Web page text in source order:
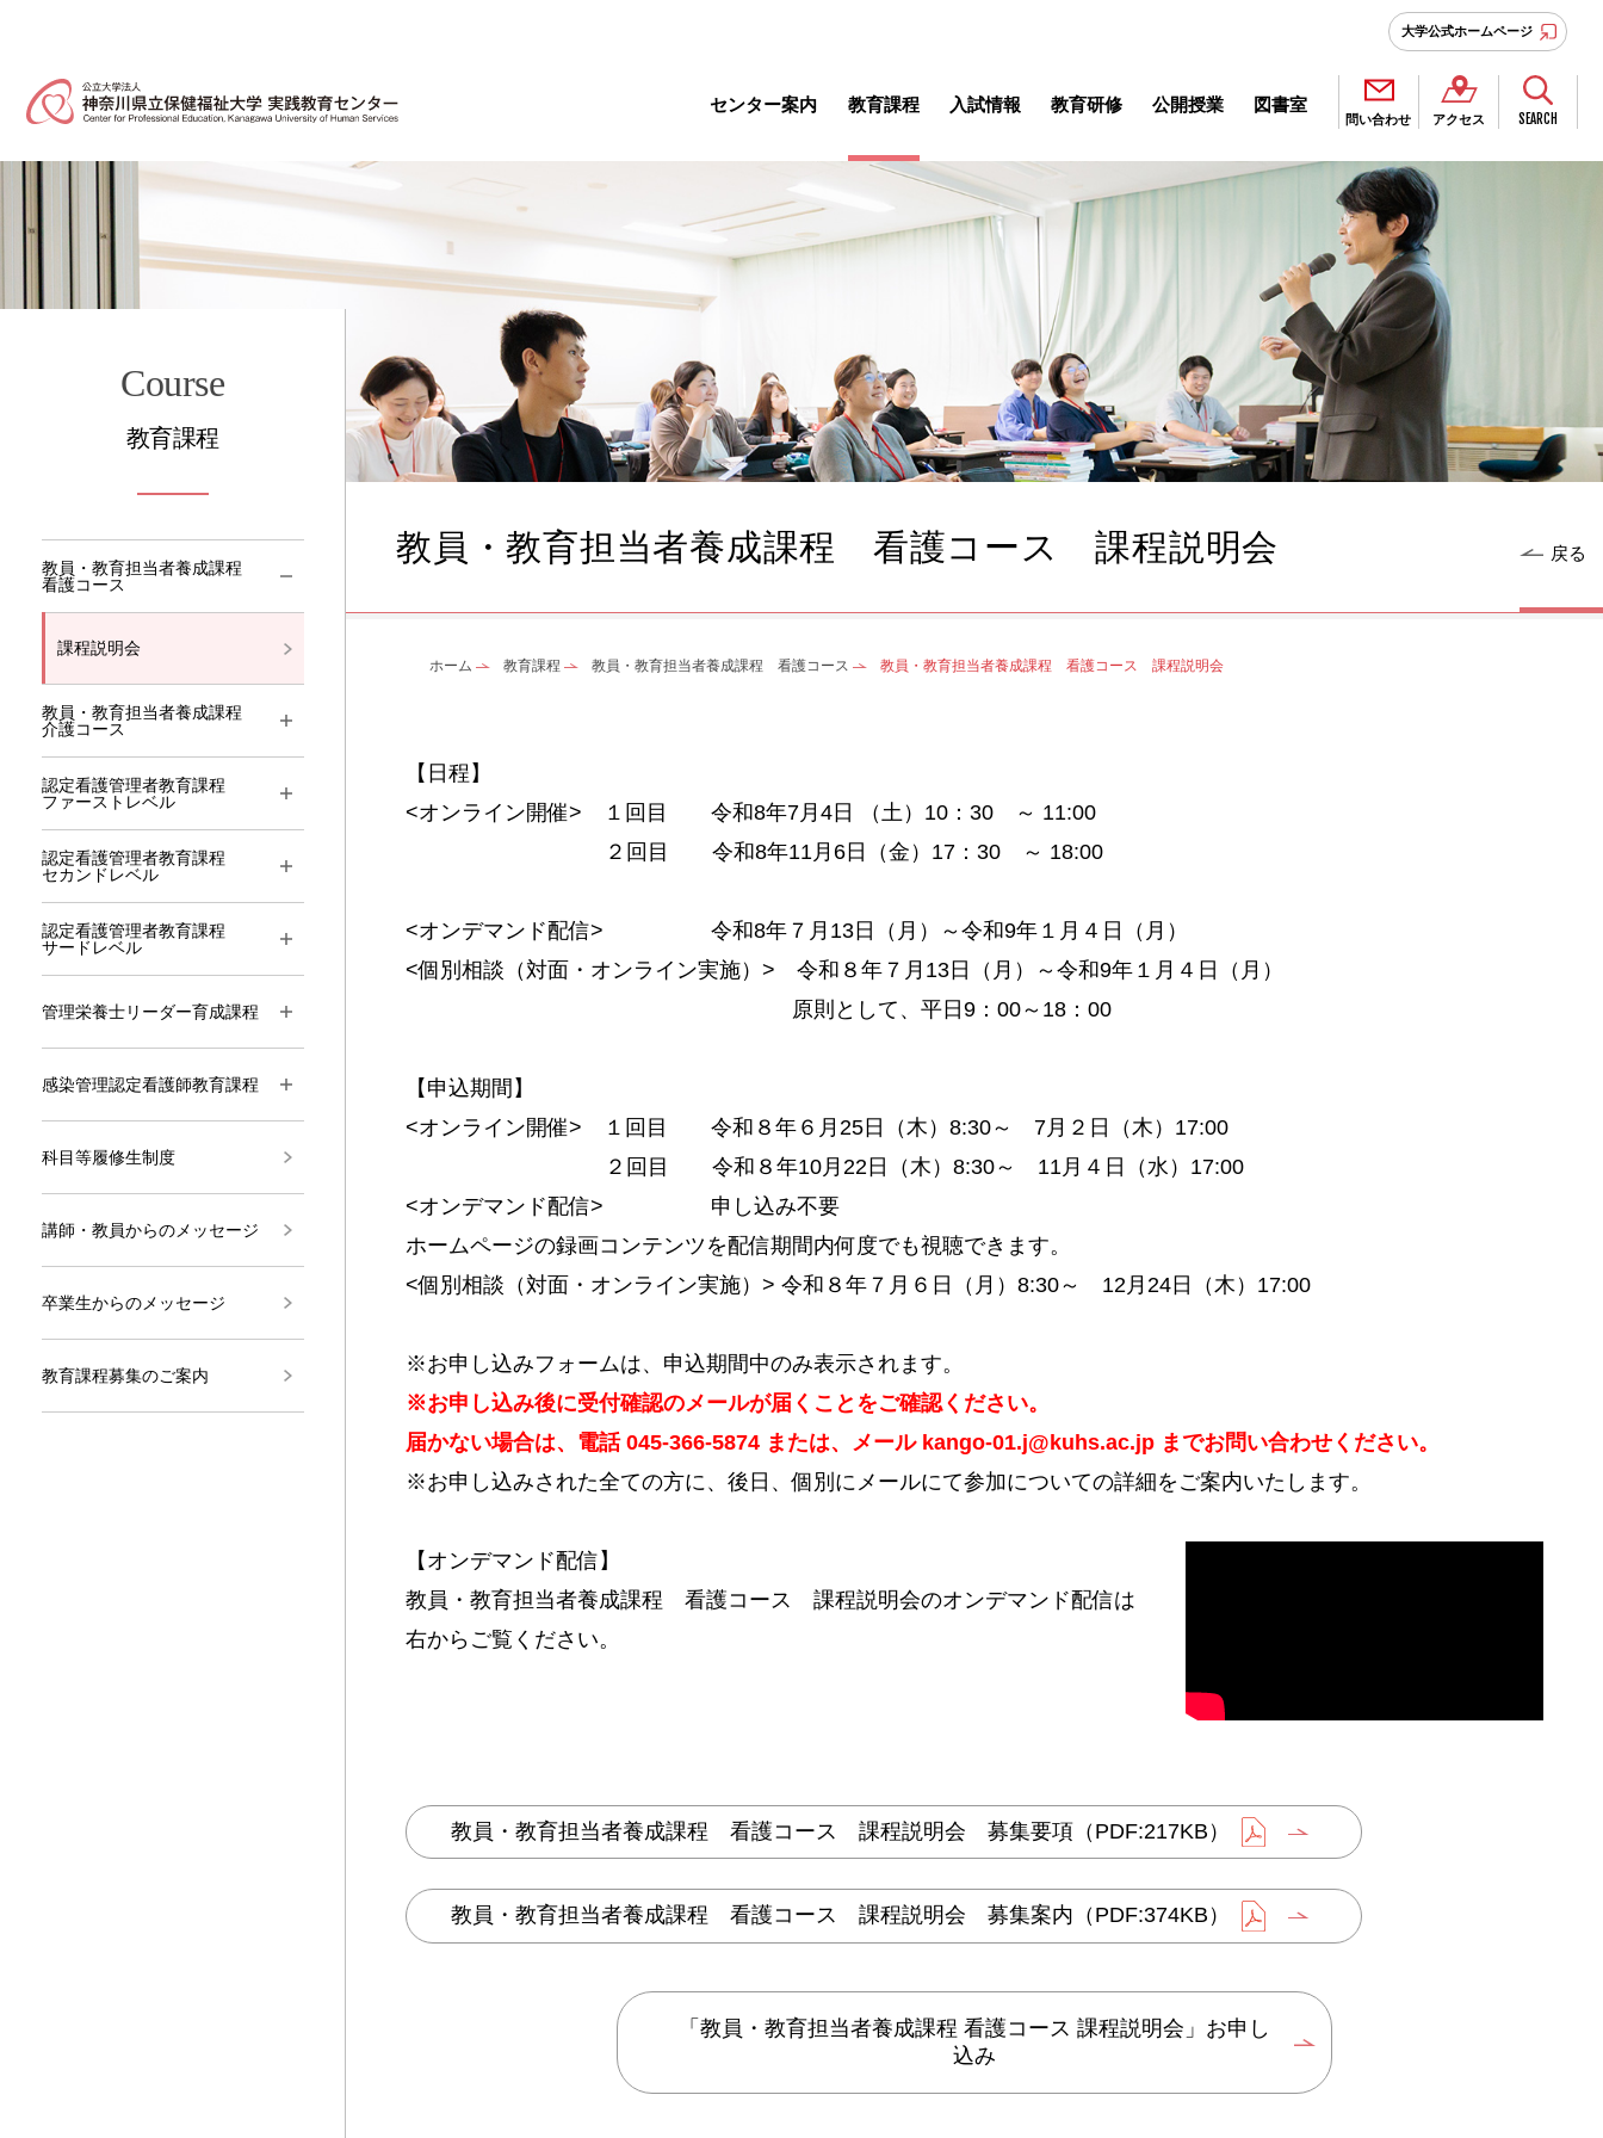
センター案内 教育課程 入試情報 教育研修 公開授業 図書室
問い合わせ アクセス SEARCH
大学公式ホームページ
Course
教育課程
教員・教育担当者養成課程
看護コース
課程説明会
教員・教育担当者養成課程
介護コース
認定看護管理者教育課程
ファーストレベル
認定看護管理者教育課程
セカンドレベル
認定看護管理者教育課程
サードレベル
管理栄養士リーダー育成課程
感染管理認定看護師教育課程
科目等履修生制度
講師・教員からのメッセージ
卒業生からのメッセージ
教育課程募集のご案内
教員・教育担当者養成課程 看護コース 課程説明会 戻る
ホーム 教育課程 教員・教育担当者養成課程 看護コース 教員・教育担当者養成課程 看護コース 課程説明会
【日程】
<オンライン開催> １回目 令和8年7月4日 （土）10：30 ～ 11:00
２回目 令和8年11月6日（金）17：30 ～ 18:00
<オンデマンド配信> 令和8年７月13日（月）～令和9年１月４日（月）
<個別相談（対面・オンライン実施）> 令和８年７月13日（月）～令和9年１月４日（月）
原則として、平日9：00～18：00
【申込期間】
<オンライン開催> １回目 令和８年６月25日（木）8:30～ 7月２日（木）17:00
２回目 令和８年10月22日（木）8:30～ 11月４日（水）17:00
<オンデマンド配信> 申し込み不要
ホームページの録画コンテンツを配信期間内何度でも視聴できます。
<個別相談（対面・オンライン実施）> 令和８年７月６日（月）8:30～ 12月24日（木）17:00
※お申し込みフォームは、申込期間中のみ表示されます。
※お申し込み後に受付確認のメールが届くことをご確認ください。
届かない場合は、電話 045-366-5874 または、メール kango-01.j@kuhs.ac.jp​ までお問い合わせください。
※お申し込みされた全ての方に、後日、個別にメールにて参加についての詳細をご案内いたします。
【オンデマンド配信】
教員・教育担当者養成課程 看護コース 課程説明会のオンデマンド配信は
右からご覧ください。
教員・教育担当者養成課程 看護コース 課程説明会 募集要項（PDF:217KB）
教員・教育担当者養成課程 看護コース 課程説明会 募集案内（PDF:374KB）
「教員・教育担当者養成課程 看護コース 課程説明会」お申し
込み